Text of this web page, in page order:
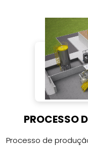
PROCESSO
Processo de